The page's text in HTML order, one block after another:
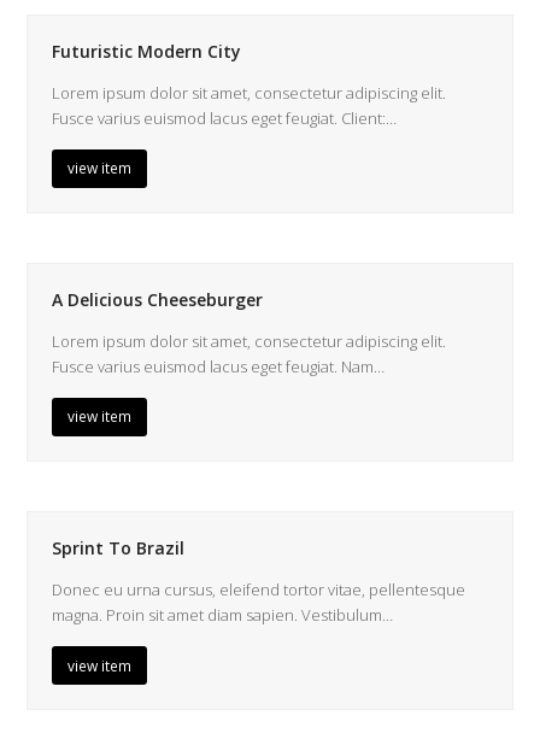
Futuristic Modern City
Lorem ipsum dolor sit amet, consectetur adipiscing elit.
Fusce varius euismod lacus eget feugiat. Client:…
view item
A Delicious Cheeseburger
Lorem ipsum dolor sit amet, consectetur adipiscing elit.
Fusce varius euismod lacus eget feugiat. Nam…
view item
Sprint To Brazil
Donec eu urna cursus, eleifend tortor vitae, pellentesque
magna. Proin sit amet diam sapien. Vestibulum…
view item